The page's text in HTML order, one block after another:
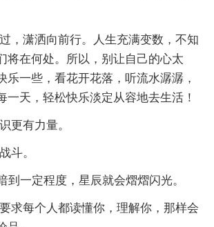
潇洒向前行。人生充满变数，不知
将在何处。所以，别让自己的心太
乐一些，看花开花落，听流水潺潺，
一天，轻松快乐淡定从容地去生活！
有力量。
斗。
一定程度，星辰就会熠熠闪光。
每个人都读懂你，理解你，那样会